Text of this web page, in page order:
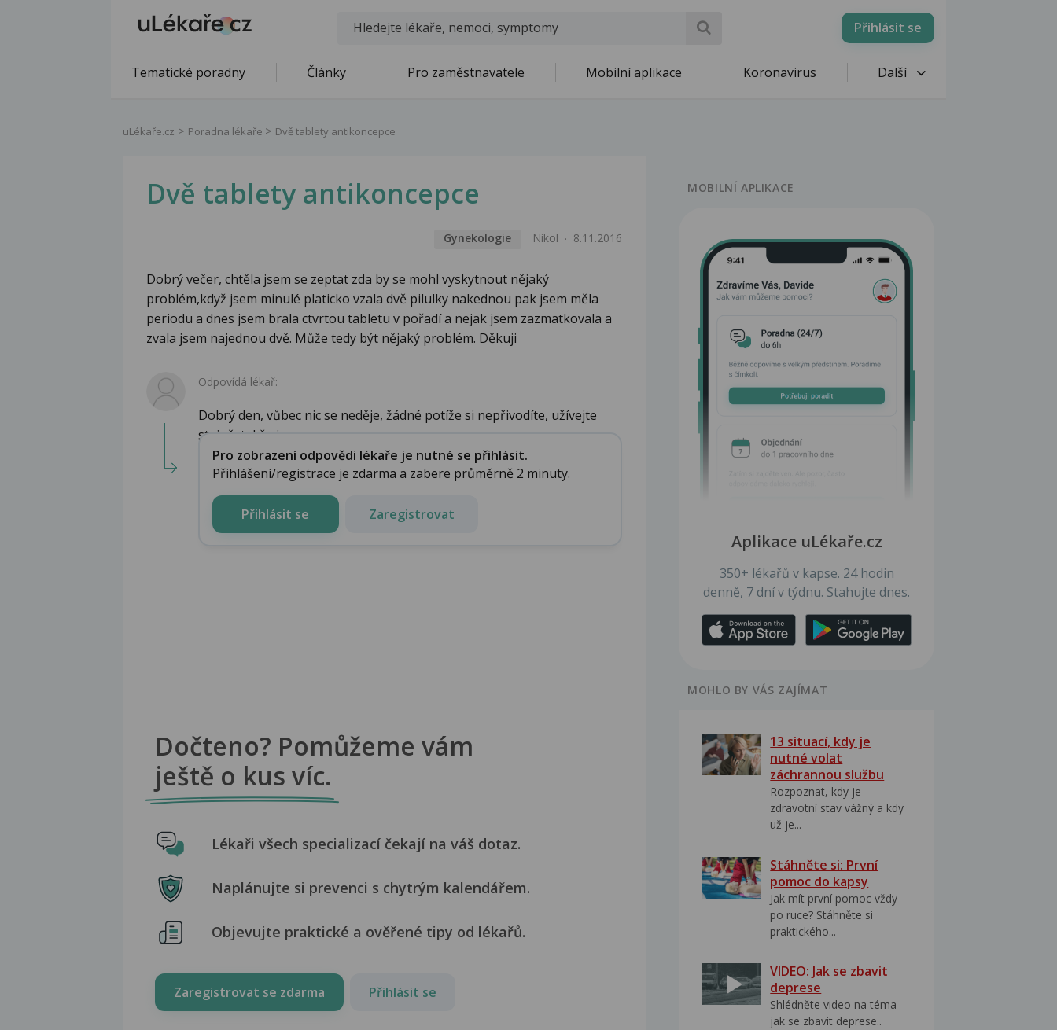
Přihlásit se
Tematické poradny Články Pro zaměstnavatele Mobilní aplikace Koronavirus Další
uLékaře.cz Poradna lékaře Dvě tablety antikoncepce
Dvě tablety antikoncepce
Gynekologie Nikol 8.11.2016
Dobrý večer, chtěla jsem se zeptat zda by se mohl vyskytnout nějaký
problém,když jsem minulé platicko vzala dvě pilulky nakednou pak jsem měla
periodu a dnes jsem brala ctvrtou tabletu v pořadí a nejak jsem zazmatkovala a
zvala jsem najednou dvě. Může tedy být nějaký problém. Děkuji
Odpovídá lékař:
Dobrý den, vůbec nic se neděje, žádné potíže si nepřivodíte, užívejte
stejně, takže i ...
Pro zobrazení odpovědi lékaře je nutné se přihlásit.
Přihlášení/registrace je zdarma a zabere průměrně 2 minuty.
Přihlásit se Zaregistrovat
Dočteno? Pomůžeme vám
ještě o kus víc.
Lékaři všech specializací čekají na váš dotaz.
Naplánujte si prevenci s chytrým kalendářem.
Objevujte praktické a ověřené tipy od lékařů.
Zaregistrovat se zdarma Přihlásit se
MOBILNÍ APLIKACE
Aplikace uLékaře.cz
350+ lékařů v kapse. 24 hodin
denně, 7 dní v týdnu. Stahujte dnes.
MOHLO BY VÁS ZAJÍMAT
13 situací, kdy je
nutné volat
záchrannou službu
Rozpoznat, kdy je
zdravotní stav vážný a kdy
už je...
Stáhněte si: První
pomoc do kapsy
Jak mít první pomoc vždy
po ruce? Stáhněte si
praktického...
VIDEO: Jak se zbavit
deprese
Shlédněte video na téma
jak se zbavit deprese..